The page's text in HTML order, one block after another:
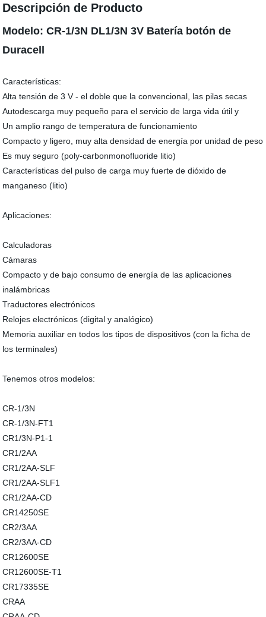
Descripción de Producto
Modelo: CR-1/3N DL1/3N 3V Batería botón de
Duracell
Características:
Alta tensión de 3 V - el doble que la convencional, las pilas secas
Autodescarga muy pequeño para el servicio de larga vida útil y
Un amplio rango de temperatura de funcionamiento
Compacto y ligero, muy alta densidad de energía por unidad de peso
Es muy seguro (poly-carbonmonofluoride litio)
Características del pulso de carga muy fuerte de dióxido de
manganeso (litio)
Aplicaciones:
Calculadoras
Cámaras
Compacto y de bajo consumo de energía de las aplicaciones
inalámbricas
Traductores electrónicos
Relojes electrónicos (digital y analógico)
Memoria auxiliar en todos los tipos de dispositivos (con la ficha de
los terminales)
Tenemos otros modelos:
CR-1/3N
CR-1/3N-FT1
CR1/3N-P1-1
CR1/2AA
CR1/2AA-SLF
CR1/2AA-SLF1
CR1/2AA-CD
CR14250SE
CR2/3AA
CR2/3AA-CD
CR12600SE
CR12600SE-T1
CR17335SE
CRAA